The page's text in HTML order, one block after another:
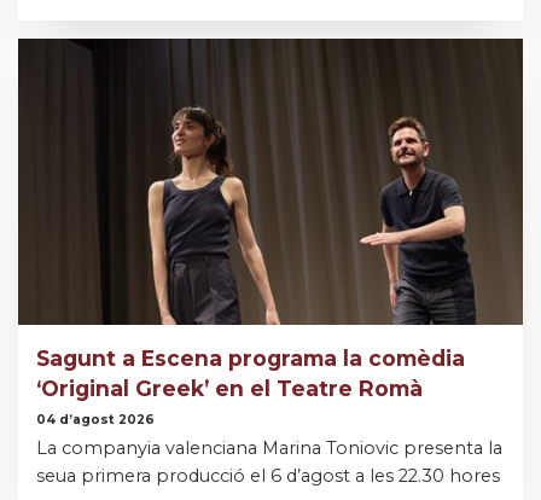
Sagunt a Escena programa la comèdia
‘Original Greek’ en el Teatre Romà
04 d’agost 2026
La companyia valenciana Marina Toniovic presenta la
seua primera producció el 6 d’agost a les 22.30 hores